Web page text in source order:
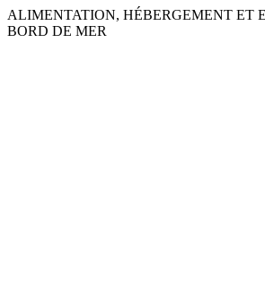
Skip
to
ALIMENTATION, HÉBERGEMENT ET
BORD DE MER